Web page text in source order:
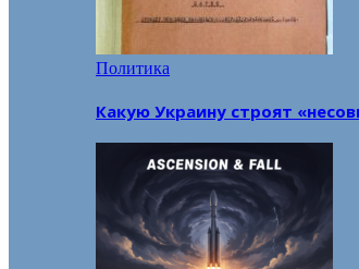
Политика
Какую Украину строят